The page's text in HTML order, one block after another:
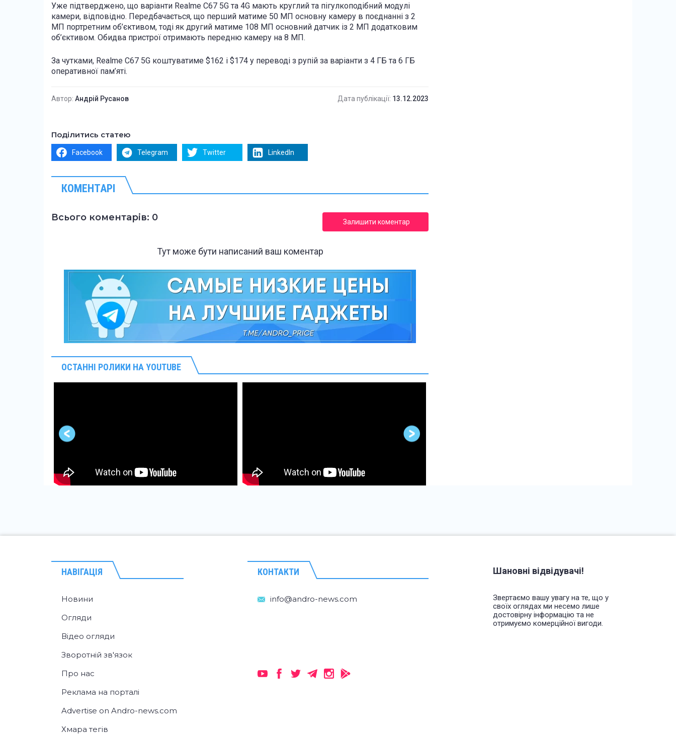
Уже підтверджено, що варіанти Realme C67 5G та 4G мають круглий та пігулкоподібний модулі
камери, відповідно. Передбачається, що перший матиме 50 МП основну камеру в поєднанні з 2
МП портретним об’єктивом, тоді як другий матиме 108 МП основний датчик із 2 МП додатковим
об’єктивом. Обидва пристрої отримають передню камеру на 8 МП.
За чутками, Realme C67 5G коштуватиме $162 і $174 у переводі з рупій за варіанти з 4 ГБ та 6 ГБ
оперативної пам’яті.
Автор: Андрій Русанов Дата публікації: 13.12.2023
Поділитись статею
Facebook Telegram Twitter LinkedIn
КОМЕНТАРІ
Всього коментарів: 0 Залишити коментар
Тут може бути написаний ваш коментар
ОСТАННІ РОЛИКИ НА YOUTUBE
НАВІГАЦІЯ
Новини
Огляди
Відео огляди
Зворотній зв'язок
Про нас
Реклама на порталі
Advertise on Andro-news.com
Хмара тегів
КОНТАКТИ Шановні відвідувачі!
Звертаємо вашу увагу на те, що у
своїх оглядах ми несемо лише
достовірну інформацію та не
отримуємо комерційної вигоди.